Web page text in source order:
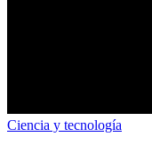
Ciencia y tecnología